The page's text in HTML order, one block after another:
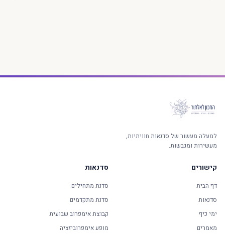
למעלה מעשור של סדנאות חוויתיות,
מעשירות ומגבשות.
קישורים
דף הבית
סדנאות
ימי כיף
מאמרים
סדנאות
סדנת מתחילים
סדנת מתקדמים
קבוצת אימפרוב שבועית
מופע אימפרוביזציה